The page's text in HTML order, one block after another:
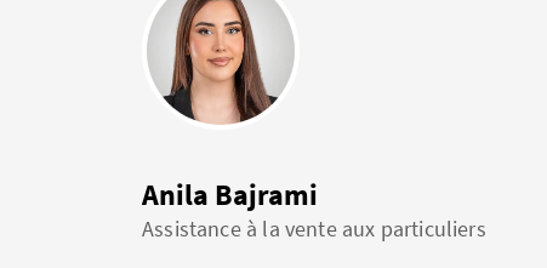
Anila Bajrami
Assistance à la vente aux particuliers